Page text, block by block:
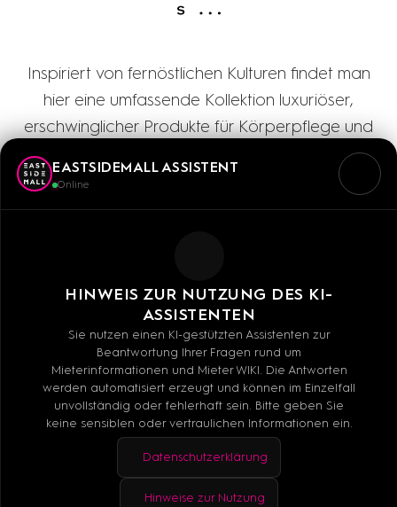
EASTSIDEMALL ASSISTENT
Online
HINWEIS ZUR NUTZUNG DES KI-
ASSISTENTEN
Sie nutzen einen KI-gestützten Assistenten zur
Beantwortung Ihrer Fragen rund um
Mieterinformationen und Mieter WIKI. Die Antworten
werden automatisiert erzeugt und können im Einzelfall
unvollständig oder fehlerhaft sein. Bitte geben Sie
keine sensiblen oder vertraulichen Informationen ein.
Datenschutzerklärung
Hinweise zur Nutzung
Inspiriert von fernöstlichen Kulturen findet man
hier eine umfassende Kollektion luxuriöser,
erschwinglicher Produkte für Körperpflege und
+49-030-66763125
E-MAIL
WEBSITE